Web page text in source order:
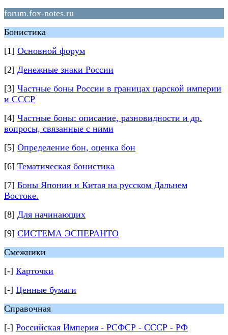
forum.fox-notes.ru
Бонистика
[1] Основной форум
[2] Денежные знаки России
[3] Частные боны России в границах царской империи
и СССР
[4] Частные боны: описание, разновидности и др.
вопросы, связанные с ними
[5] Определение бон, оценка бон
[6] Тематическая бонистика
[7] Боны Японии и Китая на русском Дальнем
Востоке.
[8] Для начинающих
[9] СИСТЕМА ЭСПЕРАНТО
Смежники
[-] Карточки
[-] Ценные бумаги
Справочная
[-] Российская Империя - РСФСР - СССР - РФ